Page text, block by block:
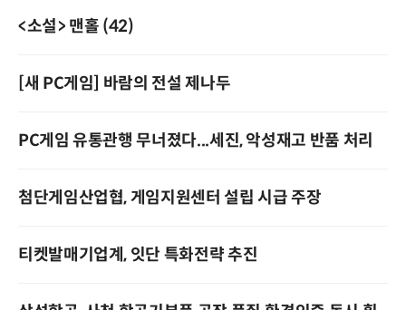
<소설> 맨홀 (42)
[새 PC게임] 바람의 전설 제나두
PC게임 유통관행 무너졌다...세진, 악성재고 반품 처리
첨단게임산업협, 게임지원센터 설립 시급 주장
티켓발매기업계, 잇단 특화전략 추진